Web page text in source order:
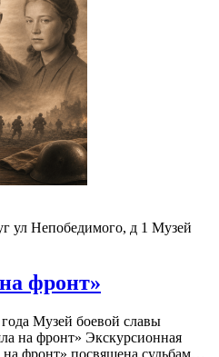
ул Непобедимого, д 1 Музей
фронт»
Музей боевой славы
на фронт» Экскурсионная
фронт» посвящена судьбам…